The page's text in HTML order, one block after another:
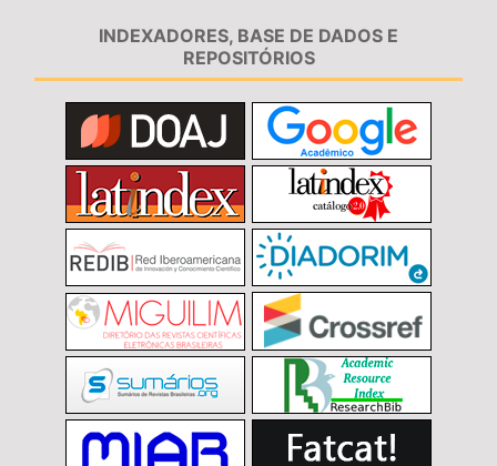
INDEXADORES, BASE DE DADOS E
REPOSITÓRIOS